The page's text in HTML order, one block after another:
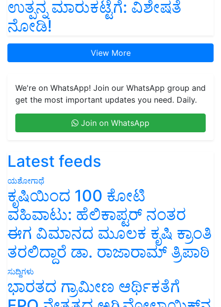
ಉತ್ಪನ್ನ ಮಾರುಕಟ್ಟೆಗೆ: ವಿಶೇಷತೆ
ನೋಡಿ!
View More
We're on WhatsApp! Join our WhatsApp group and
get the most important updates you need. Daily.
Join on WhatsApp
Latest feeds
ಯಶೋಗಾಥೆ
ಕೃಷಿಯಿಂದ 100 ಕೋಟಿ
ವಹಿವಾಟು: ಹೆಲಿಕಾಪ್ಟರ್ ನಂತರ
ಈಗ ವಿಮಾನದ ಮೂಲಕ ಕೃಷಿ ಕ್ರಾಂತಿ
ತರಲಿದ್ದಾರೆ ಡಾ. ರಾಜಾರಾಮ್ ತ್ರಿಪಾಠಿ
ಸುದ್ದಿಗಳು
ಭಾರತದ ಗ್ರಾಮೀಣ ಆರ್ಥಿಕತೆಗೆ